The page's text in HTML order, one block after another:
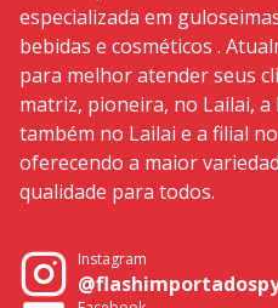
especializada em
bebidas e cosméticos .
para melhor atender seus
matriz, pioneira, no Lailai, a
também no Lailai e a filial
oferecendo a maior
qualidade para todos.
Instagram